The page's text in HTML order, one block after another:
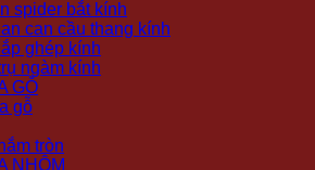
spider bắt kính
can cầu thang kính
ghép kính
ngàm kính
GỖ
gỗ
tròn
NHÔM